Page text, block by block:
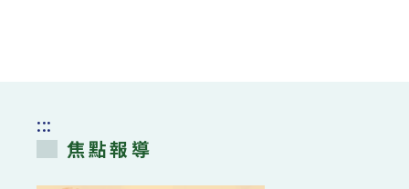
:::
焦點報導